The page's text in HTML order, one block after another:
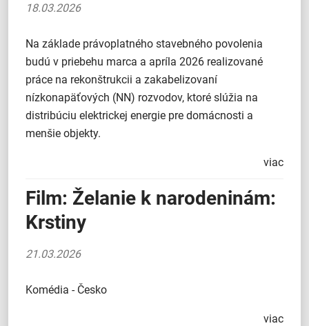
18.03.2026
Na základe právoplatného stavebného povolenia
budú v priebehu marca a apríla 2026 realizované
práce na rekonštrukcii a zakabelizovaní
nízkonapäťových (NN) rozvodov, ktoré slúžia na
distribúciu elektrickej energie pre domácnosti a
menšie objekty.
viac
Film: Želanie k narodeninám:
Krstiny
21.03.2026
Komédia - Česko
viac